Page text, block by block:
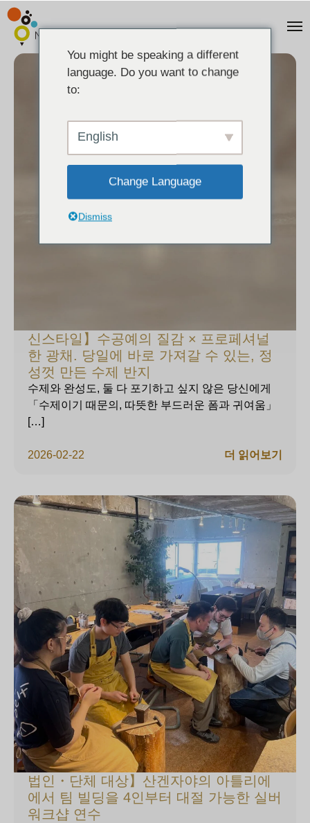
신스타일】수공예의 질감 × 프로페셔널
한 광채. 당일에 바로 가져갈 수 있는, 정
성껏 만든 수제 반지
2026-02-22
수제와 완성도, 둘 다 포기하고 싶지 않은 당신에게
「수제이기 때문의, 따뜻한 부드러운 폼과 귀여움」
[…]
더 읽어보기
법인・단체 대상】산겐자야의 아틀리에
에서 팀 빌딩을 4인부터 대절 가능한 실버
워크샵 연수
You might be speaking a different
language. Do you want to change
to:
English
Change Language
Dismiss